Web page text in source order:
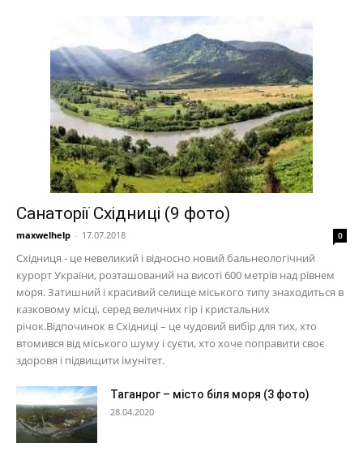
Санаторії Східниці (9 фото)
maxwelhelp - 17.07.2018 0
Східниця - це невеликий і відносно новий бальнеологічний
курорт України, розташований на висоті 600 метрів над рівнем
моря. Затишний і красивий селище міського типу знаходиться в
казковому місці, серед величних гір і кристальних
річок.Відпочинок в Східниці – це чудовий вибір для тих, хто
втомився від міського шуму і суєти, хто хоче поправити своє
здоровя і підвищити імунітет.
Таганрог – місто біля моря (3 фото)
28.04.2020